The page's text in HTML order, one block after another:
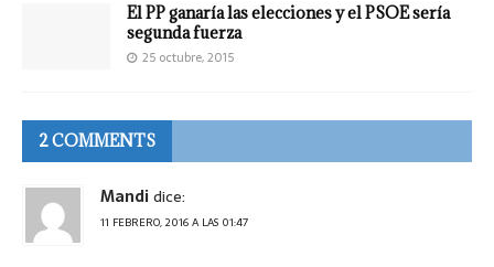
El PP ganaría las elecciones y el PSOE sería
segunda fuerza
25 octubre, 2015
2 COMMENTS
Mandidice:
11 FEBRERO, 2016 A LAS 01:47